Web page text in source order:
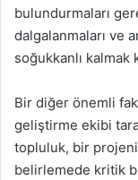
bulundurmaları
dalgalanmaları ve
soğukkanlı kalmak
Bir diğer önemli
geliştirme ekibi
topluluk, bir
belirlemede kritik